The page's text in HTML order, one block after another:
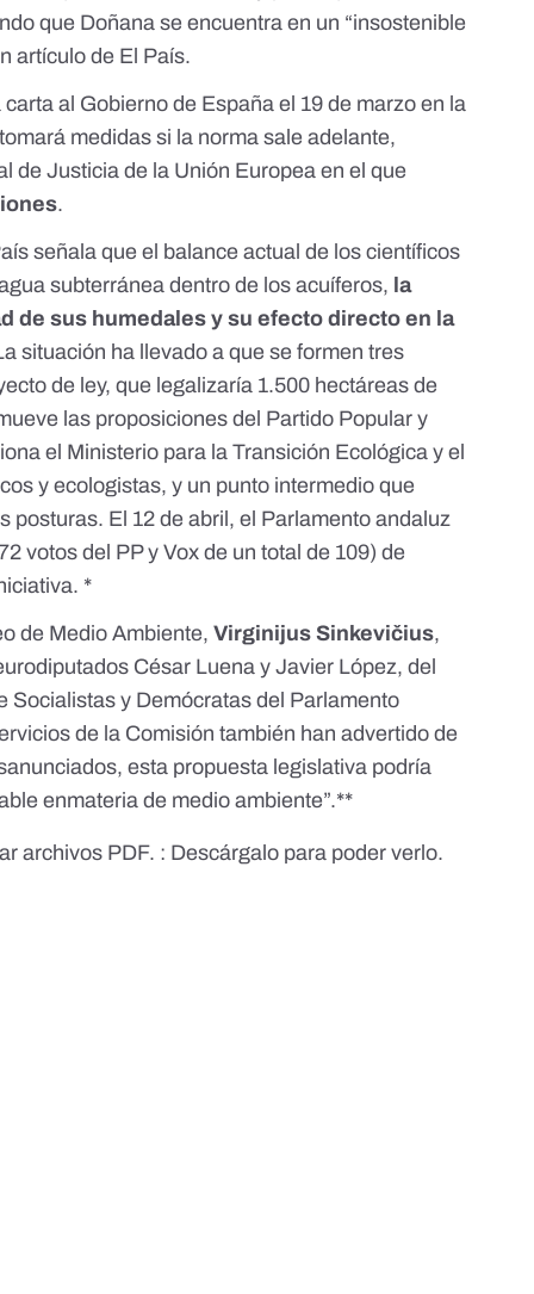
que Doñana se encuentra en un “insostenible
artículo de El País.
carta al Gobierno de España el 19 de marzo en la
medidassi la norma sale adelante,
de Justicia de la Unión Europea en el que
.
señala que el balance actual de los científicos
subterránea dentro de los acuíferos, la
de sus humedales y su efecto directo en la
situación ha llevado a que se formen tres
de ley, que legalizaría 1.500 hectáreas de
las proposiciones del Partido Popular y
el Ministerio para la Transición Ecológica y el
y ecologistas, y un punto intermedio que
posturas. El 12 de abril, el Parlamento andaluz
votos del PP y Vox de un total de 109)de
. *
de Medio Ambiente,Virginijus Sinkevičius,
César Luena y Javier López, del
Socialistas y Demócratas del Parlamento
de la Comisión también han advertido de
esta propuesta legislativa podría
enmateria de medio ambiente”.**
archivos PDF. : Descárgalo para poder verlo.